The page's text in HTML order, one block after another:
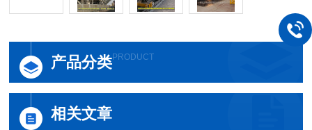
产品分类PRODUCT
相关文章